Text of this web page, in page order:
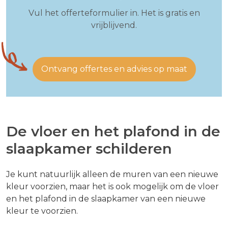
Vul het offerteformulier in. Het is gratis en
vrijblijvend.
Ontvang offertes en advies op maat
De vloer en het plafond in de
slaapkamer schilderen
Je kunt natuurlijk alleen de muren van een nieuwe
kleur voorzien, maar het is ook mogelijk om de vloer
en het plafond in de slaapkamer van een nieuwe
kleur te voorzien.